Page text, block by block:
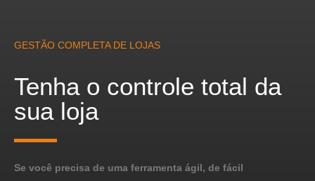
GESTÃO COMPLETA DE LOJAS
Tenha o controle total da
sua loja
Se você precisa de uma ferramenta ágil, de fácil